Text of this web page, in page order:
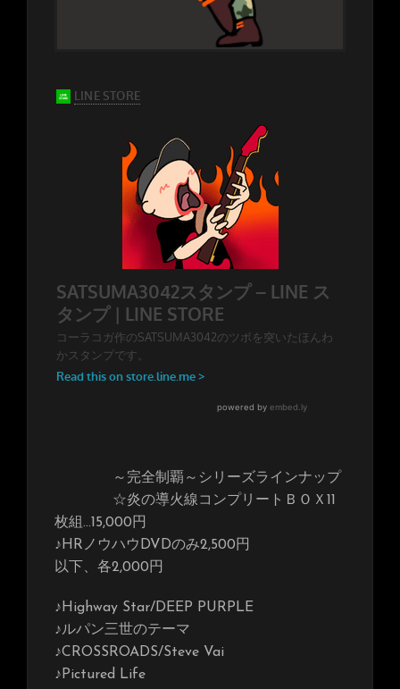
～完全制覇～シリーズラインナップ
☆炎の導火線コンプリートＢＯＸ11
枚組…15,000円
♪HRノウハウDVDのみ2,500円
以下、各2,000円
♪Highway Star/DEEP PURPLE
♪ルパン三世のテーマ
♪CROSSROADS/Steve Vai
♪Pictured Life